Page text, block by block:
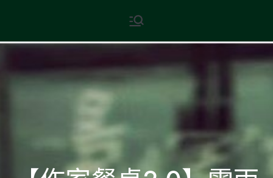
content
現代文學
地球小如鴿卵，/ 我輕輕地將它